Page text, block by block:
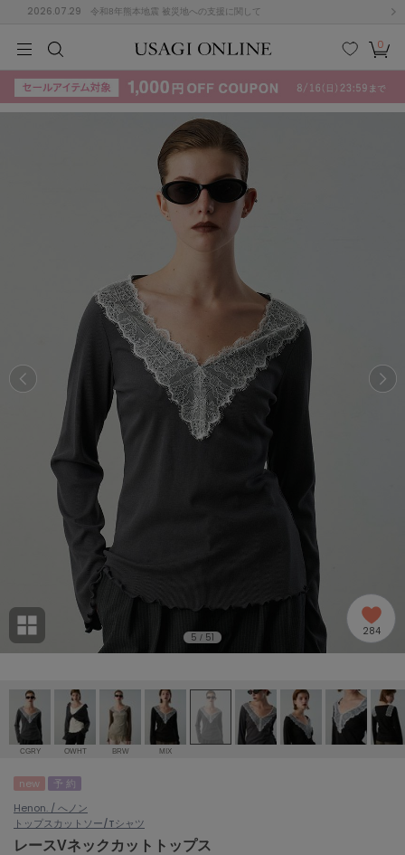
2026.07.29 令和8年熊本地震 被災地への支援に関して
検索
お気
に入
カー
ト
0
KIDSBABYBEAUTYLIFE STYLE
(715)
ームウェア (535)
ョン雑貨 (865)
/ランジェリー (127)
ェア (121)
(124)
KIDSBABYBEAUTYLIFE STYLE
M N
Y Z
他
ACYM
アシーム
アディダス
adidas by Stella McCartney
アディダス バイ ステラマッカートニー
ALLISON BROWN
アリソンブラウン
Ame no chi Hare
アメノチハレ
アモマ
ánuans
アニュアンス
ànuke
アンヌーク
ASICS
アシックス
5 / 51 284
CGRY OWHT BRW MIX
new
予 約
Henon. / へノン
トップスカットソー/Tシャツ
レースVネックカットトップス